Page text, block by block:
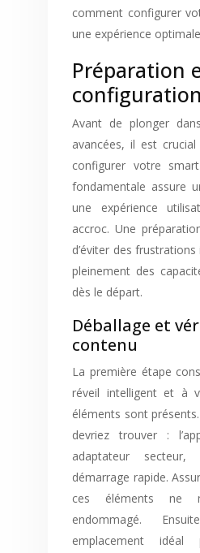
comment configurer
une expérience
Préparation
Avant de plonger
avancées, il est
configurer votre
fondamentale assure
une expérience
accroc. Une
d’éviter des
pleinement des
dès le départ.
Déballage et
contenu
La première étape
réveil intelligent et à
éléments sont
devriez trouver :
adaptateur
démarrage rapide.
ces éléments ne
endommagé.
emplacement